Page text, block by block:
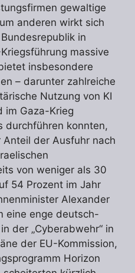
gewaltige
anderen wirkt sich
in
massive
insbesondere
– darunter zahlreiche
Nutzung von KI
im Gaza-Krieg
durchführen konnten,
der Ausfuhr nach
von weniger als 30
54 Prozent im Jahr
Alexander
eine enge deutsch-
der „Cyberabwehr“ in
der EU-Kommission,
Horizon